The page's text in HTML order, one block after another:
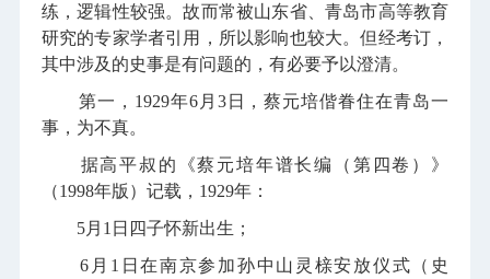
练，逻辑性较强。故而常被山东省、青岛市高等教育
研究的专家学者引用，所以影响也较大。但经考订，
其中涉及的史事是有问题的，有必要予以澄清。
第一，1929年6月3日，蔡元培偕眷住在青岛一
事，为不真。
据高平叔的《蔡元培年谱长编（第四卷）》
（1998年版）记载，1929年：
5月1日四子怀新出生；
6月1日在南京参加孙中山灵榇安放仪式（史